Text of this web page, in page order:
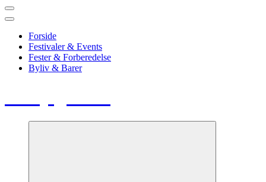
Forside
Festivaler & Events
Fester & Forberedelse
Byliv & Barer